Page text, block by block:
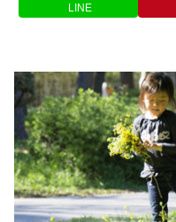
LINE